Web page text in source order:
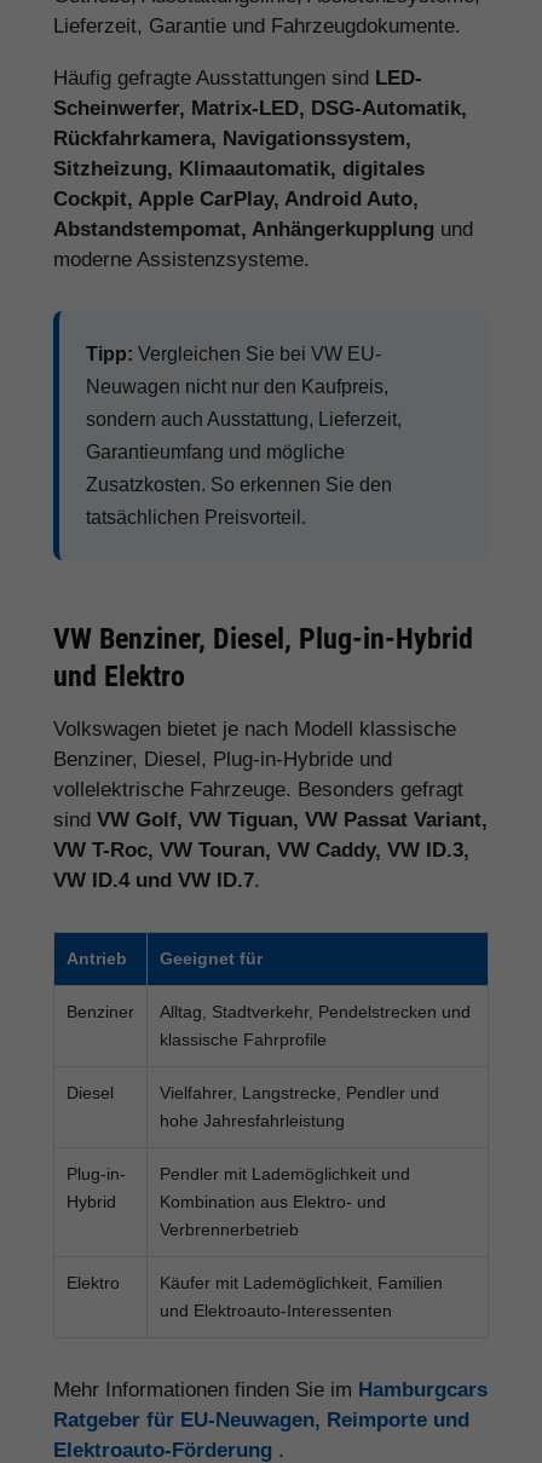
Lieferzeit, Garantie und Fahrzeugdokumente.
Häufig gefragte Ausstattungen sind LED-
Scheinwerfer, Matrix-LED, DSG-Automatik,
Rückfahrkamera, Navigationssystem,
Sitzheizung, Klimaautomatik, digitales
Cockpit, Apple CarPlay, Android Auto,
Abstandstempomat, Anhängerkupplung und
moderne Assistenzsysteme.
Tipp: Vergleichen Sie bei VW EU-
Neuwagen nicht nur den Kaufpreis,
sondern auch Ausstattung, Lieferzeit,
Garantieumfang und mögliche
Zusatzkosten. So erkennen Sie den
tatsächlichen Preisvorteil.
VW Benziner, Diesel, Plug-in-Hybrid
und Elektro
Volkswagen bietet je nach Modell klassische
Benziner, Diesel, Plug-in-Hybride und
vollelektrische Fahrzeuge. Besonders gefragt
sind VW Golf, VW Tiguan, VW Passat Variant,
VW T-Roc, VW Touran, VW Caddy, VW ID.3,
VW ID.4 und VW ID.7.
Antrieb Geeignet für
Benziner
Alltag, Stadtverkehr, Pendelstrecken und
klassische Fahrprofile
Diesel
Vielfahrer, Langstrecke, Pendler und
hohe Jahresfahrleistung
Plug-in-
Hybrid
Pendler mit Lademöglichkeit und
Kombination aus Elektro- und
Verbrennerbetrieb
Elektro
Käufer mit Lademöglichkeit, Familien
und Elektroauto-Interessenten
Mehr Informationen finden Sie im Hamburgcars
Ratgeber für EU-Neuwagen, Reimporte und
Elektroauto-Förderung .